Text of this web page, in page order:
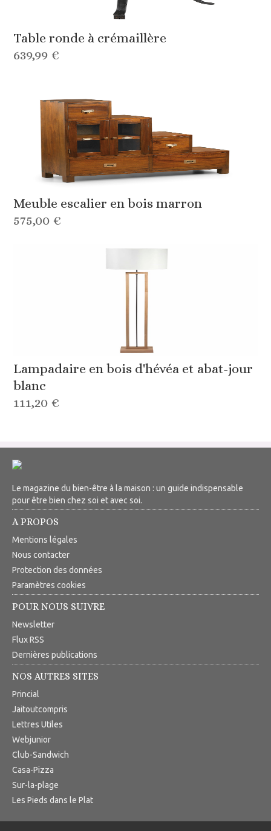
Table ronde à crémaillère
639,99 €
Meuble escalier en bois marron
575,00 €
Lampadaire en bois d'hévéa et abat-jour
blanc
111,20 €
Le magazine du bien-être à la maison : un guide indispensable
pour être bien chez soi et avec soi.
A PROPOS
Mentions légales
Nous contacter
Protection des données
Paramètres cookies
POUR NOUS SUIVRE
Newsletter
Flux RSS
Dernières publications
NOS AUTRES SITES
Princial
Jaitoutcompris
Lettres Utiles
Webjunior
Club-Sandwich
Casa-Pizza
Sur-la-plage
Les Pieds dans le Plat